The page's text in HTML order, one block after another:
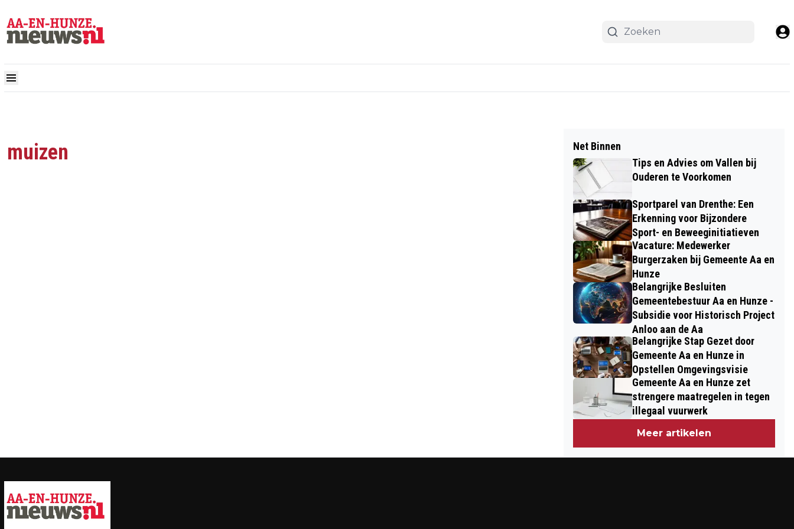
muizen
Net Binnen
Tips en Advies om Vallen bij
Ouderen te Voorkomen
Sportparel van Drenthe: Een
Erkenning voor Bijzondere
Sport- en Beweeginitiatieven
Vacature: Medewerker
Burgerzaken bij Gemeente Aa en
Hunze
Belangrijke Besluiten
Gemeentebestuur Aa en Hunze -
Subsidie voor Historisch Project
Anloo aan de Aa
Belangrijke Stap Gezet door
Gemeente Aa en Hunze in
Opstellen Omgevingsvisie
Gemeente Aa en Hunze zet
strengere maatregelen in tegen
illegaal vuurwerk
Meer artikelen